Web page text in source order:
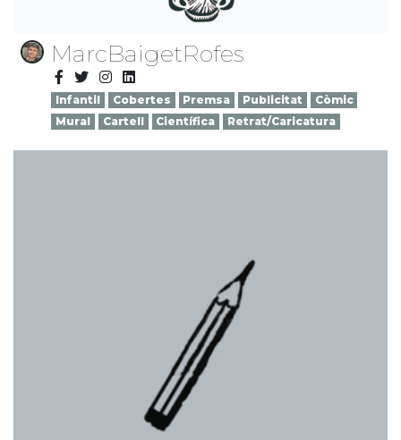
MarcBaigetRofes
Infantil Cobertes Premsa Publicitat
Còmic
Mural
Cartell Científica Retrat/Caricatura